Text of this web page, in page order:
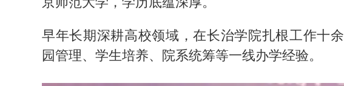
早年长期深耕高校领域，在长治学院扎根工作十
园管理、学生培养、院系统筹等一线办学经验。